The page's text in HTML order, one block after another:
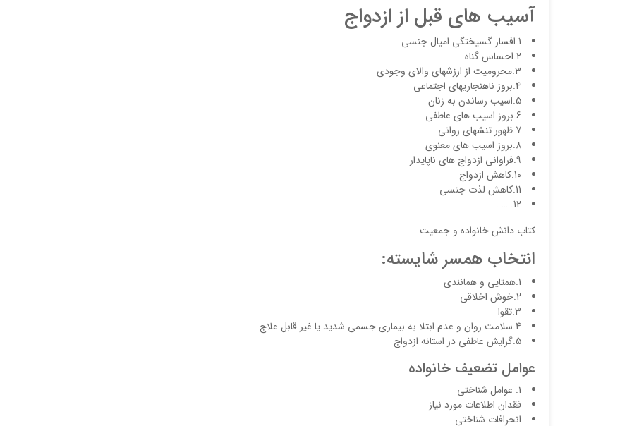
آسیب های قبل از ازدواج
1.افسار گسیختگی امیال جنسی
2.احساس گناه
3.محرومیت از ارزشهای والای وجودی
4.بروز ناهنجاریهای اجتماعی
5.اسیب رساندن به زنان
6.بروز اسیب های عاطفی
7.ظهور تنشهای روانی
8.بروز اسیب های معنوی
9.فراوانی ازدواج های ناپایدار
10.کاهش ازدواج
11.کاهش لذت جنسی
12. … .
کتاب دانش خانواده و جمعیت
انتخاب همسر شایسته:
1.همتایی و همانندی
2.خوش اخلاقی
3.تقوا
4.سلامت روان و عدم ابتلا به بیماری جسمی شدید یا غیر قابل علاج
5.گرایش عاطفی در استانه ازدواج
عوامل تضعیف خانواده
1. عوامل شناختی
فقدان اطلاعات مورد نیاز
انحرافات شناختی